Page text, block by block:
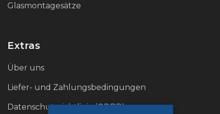
Glasmontagesätze
Extras
Über uns
Liefer- und Zahlungsbedingungen
Datenschutzrichtlinie (GDPR)